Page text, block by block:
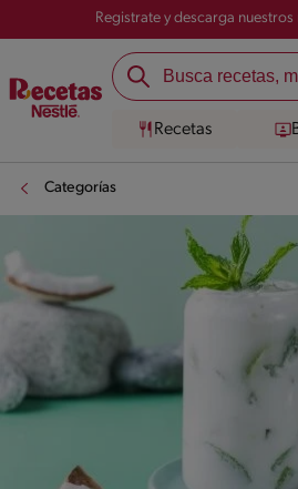
Registrate y descarga
Recetas
Categorías